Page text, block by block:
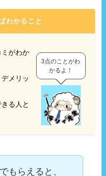
わかること
がわか
メリッ
る人と
3点のことがわ
かるよ！
もらえると、